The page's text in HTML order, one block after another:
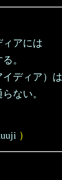
アには
。
ディア）は
ない。
）